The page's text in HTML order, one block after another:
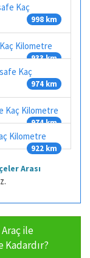
Kaç
998 km
Kilometre
933 km
Kaç
974 km
Kaç Kilometre
974 km
Kilometre
922 km
Arası
ile
Kadardır?